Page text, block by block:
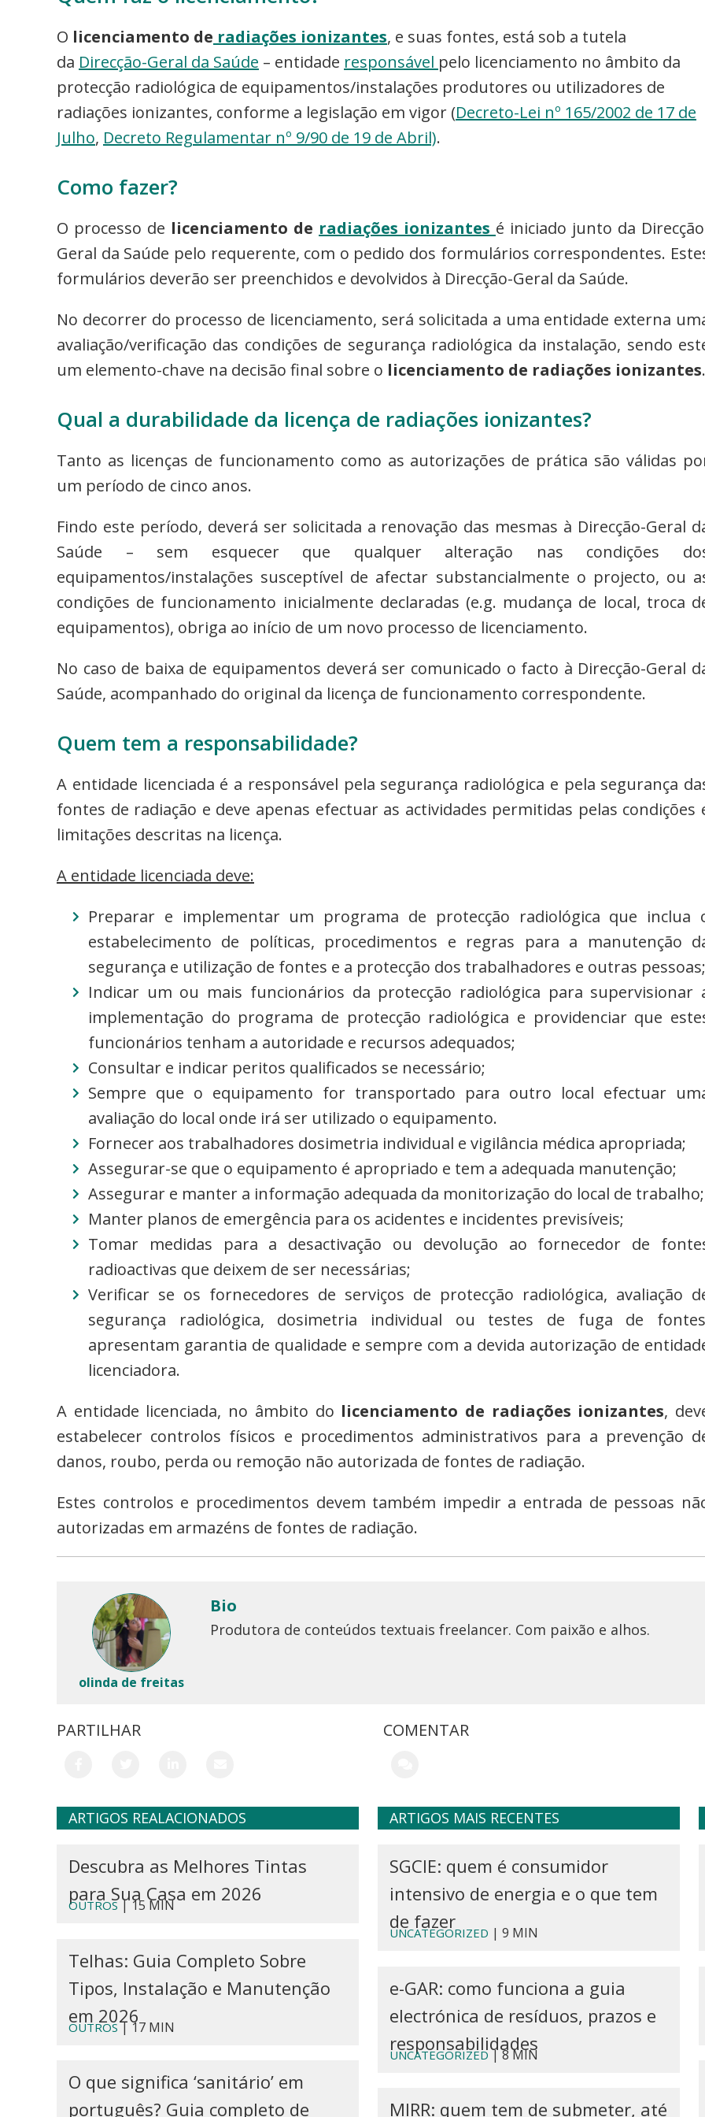
O licenciamento de radiações ionizantes, e suas fontes, está sob a tutela
da Direcção-Geral da Saúde – entidade responsável pelo licenciamento no âmbito da
protecção radiológica de equipamentos/instalações produtores ou utilizadores de
radiações ionizantes, conforme a legislação em vigor (Decreto-Lei nº 165/2002 de 17 de
Julho, Decreto Regulamentar nº 9/90 de 19 de Abril).
Como fazer?
O processo de licenciamento de radiações ionizantes é iniciado junto da
Geral da Saúde pelo requerente, com o pedido dos formulários correspondentes.
formulários deverão ser preenchidos e devolvidos à Direcção-Geral da Saúde.
No decorrer do processo de licenciamento, será solicitada a uma entidade externa
avaliação/verificação das condições de segurança radiológica da instalação, sendo
um elemento-chave na decisão final sobre o licenciamento de radiações ionizantes.
Qual a durabilidade da licença de radiações ionizantes?
Tanto as licenças de funcionamento como as autorizações de prática são válidas
um período de cinco anos.
Findo este período, deverá ser solicitada a renovação das mesmas à Direcção-Geral
Saúde – sem esquecer que qualquer alteração nas condições
equipamentos/instalações susceptível de afectar substancialmente o projecto, ou
condições de funcionamento inicialmente declaradas (e.g. mudança de local, troca
equipamentos), obriga ao início de um novo processo de licenciamento.
No caso de baixa de equipamentos deverá ser comunicado o facto à Direcção-Geral
Saúde, acompanhado do original da licença de funcionamento correspondente.
Quem tem a responsabilidade?
A entidade licenciada é a responsável pela segurança radiológica e pela segurança
fontes de radiação e deve apenas efectuar as actividades permitidas pelas condições
limitações descritas na licença.
A entidade licenciada deve:
Preparar e implementar um programa de protecção radiológica que inclua
estabelecimento de políticas, procedimentos e regras para a manutenção
segurança e utilização de fontes e a protecção dos trabalhadores e outras pessoas;
Indicar um ou mais funcionários da protecção radiológica para supervisionar
implementação do programa de protecção radiológica e providenciar que
funcionários tenham a autoridade e recursos adequados;
Consultar e indicar peritos qualificados se necessário;
Sempre que o equipamento for transportado para outro local efectuar
avaliação do local onde irá ser utilizado o equipamento.
Fornecer aos trabalhadores dosimetria individual e vigilância médica apropriada;
Assegurar-se que o equipamento é apropriado e tem a adequada manutenção;
Assegurar e manter a informação adequada da monitorização do local de trabalho;
Manter planos de emergência para os acidentes e incidentes previsíveis;
Tomar medidas para a desactivação ou devolução ao fornecedor de
radioactivas que deixem de ser necessárias;
Verificar se os fornecedores de serviços de protecção radiológica, avaliação
segurança radiológica, dosimetria individual ou testes de fuga de
apresentam garantia de qualidade e sempre com a devida autorização de
licenciadora.
A entidade licenciada, no âmbito do licenciamento de radiações ionizantes,
estabelecer controlos físicos e procedimentos administrativos para a prevenção
danos, roubo, perda ou remoção não autorizada de fontes de radiação.
Estes controlos e procedimentos devem também impedir a entrada de pessoas
autorizadas em armazéns de fontes de radiação.
olinda de freitas
Bio
Produtora de conteúdos textuais freelancer. Com paixão e alhos.
PARTILHAR COMENTAR
ARTIGOS REALACIONADOS
Descubra as Melhores Tintas
para Sua Casa em 2026
OUTROS| 15 MIN
Telhas: Guia Completo Sobre
Tipos, Instalação e Manutenção
em 2026
OUTROS| 17 MIN
O que significa ‘sanitário’ em
português? Guia completo de
ARTIGOS MAIS RECENTES
SGCIE: quem é consumidor
intensivo de energia e o que tem
de fazer
UNCATEGORIZED | 9 MIN
e-GAR: como funciona a guia
electrónica de resíduos, prazos e
responsabilidades
UNCATEGORIZED| 8 MIN
MIRR: quem tem de submeter, até